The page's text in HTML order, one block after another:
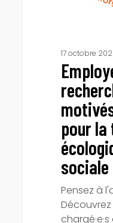
17 octobre
pour
sociale
Pensez à